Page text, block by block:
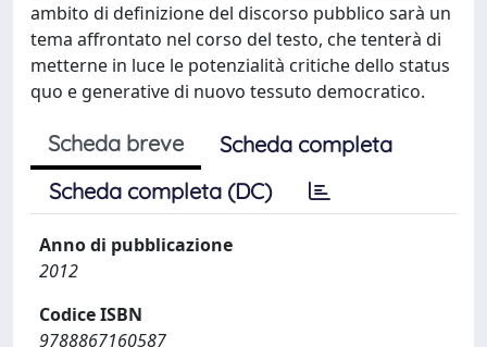
ambito di definizione del discorso pubblico sarà un
tema affrontato nel corso del testo, che tenterà di
metterne in luce le potenzialità critiche dello status
quo e generative di nuovo tessuto democratico.
Scheda breve
Scheda completa
Scheda completa (DC)
Anno di pubblicazione
2012
Codice ISBN
9788867160587